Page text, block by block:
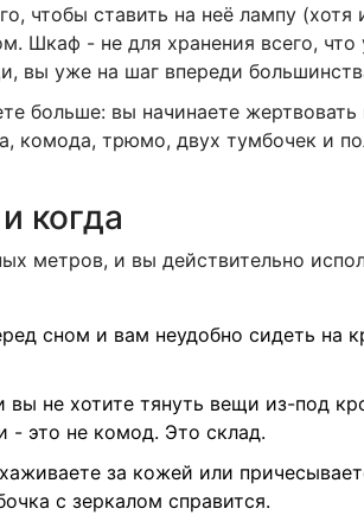
чтобы ставить на неё лампу
Шкаф - не для хранения всего,
вы уже на шаг впереди
больше: вы начинаете
комода, трюмо, двух тумбочек и
когда
метров, и вы действительно
сном и вам неудобно сидеть на
не хотите тянуть вещи из-под
- это не комод. Это склад.
за кожей или
с зеркалом справится.